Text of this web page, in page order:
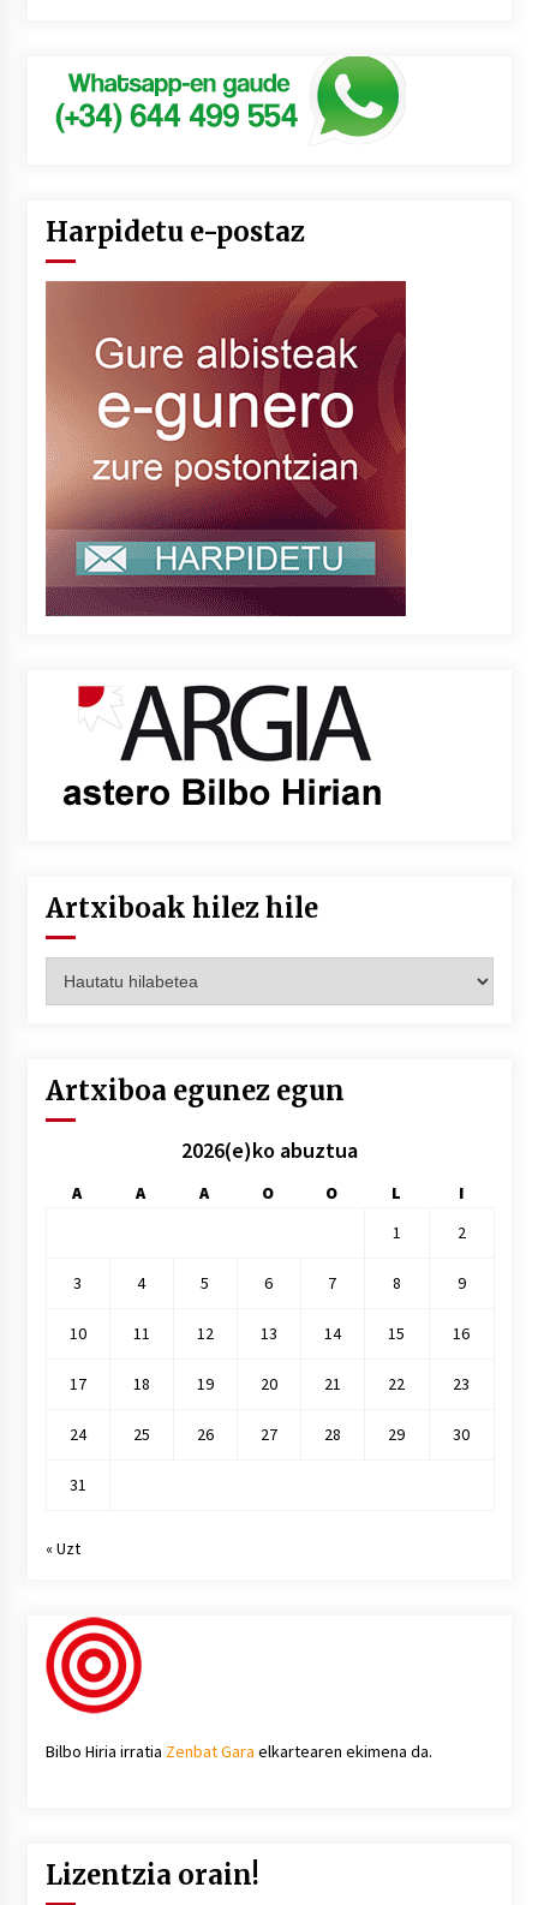
Harpidetu e-postaz
Artxiboak hilez hile
hilez
Artxiboa egunez egun
2026(e)ko abuztua
A A A O O L
I
1
2
3 4 5 6 7 8 9
10 11 12 13 14 15 16
17 18 19 20 21 22 23
24 25 26 27 28 29 30
31
« Uzt
Bilbo Hiria irratia Zenbat Gara elkartearen ekimena da.
Lizentzia orain!